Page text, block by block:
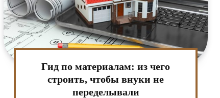
Гид по материалам: из чего
строить, чтобы внуки не
переделывали